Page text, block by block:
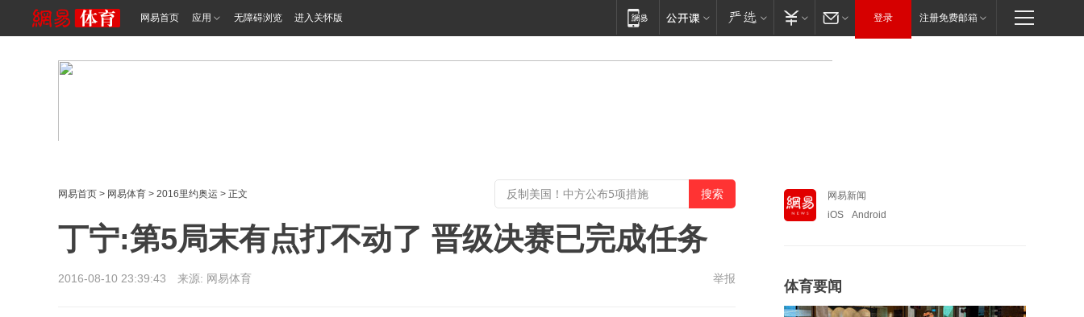
网易首页 应用 无障碍浏览 进入关怀版 登录 注册免费邮箱
网易首页 > 网易体育 > 2016里约奥运 > 正文
丁宁:第5局末有点打不动了 晋级决赛已完成任务
2016-08-10 23:39:43 来源: 网易体育 举报
网易新闻
iOS
Android
体育要闻